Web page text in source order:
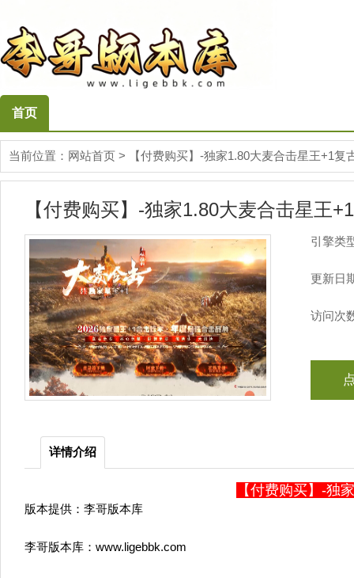
首页
当前位置： 网站首页 > 【付费购买】-独家1.80大麦合击星王+1
【付费购买】-独家1.80大麦合击星王
引擎类
更新日
访问次
详情介绍
【付费购买】-独
版本提供：李哥版本库
李哥版本库：www.ligebbk.com